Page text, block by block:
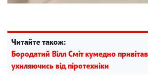
Читайте також:
Бородатий Вілл Сміт кумедно
ухиляючись від піротехніки